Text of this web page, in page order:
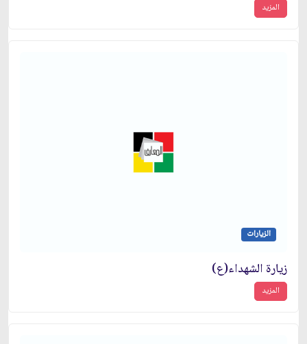
المزيد
الزيارات
زيارة الشهداء(ع)
المزيد